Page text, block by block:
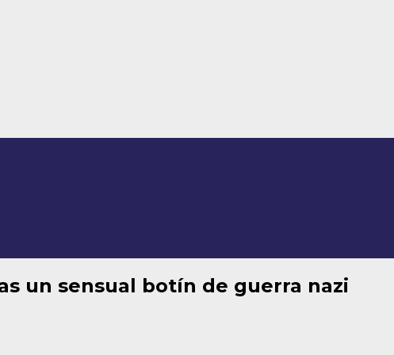
un sensual botín de guerra nazi